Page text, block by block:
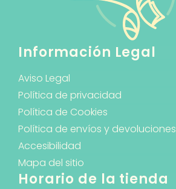
Información Legal
Aviso Legal
Política de privacidad
Política de Cookies
Política de envíos y devoluciones
Accesibilidad
Mapa del sitio
Horario de la tienda